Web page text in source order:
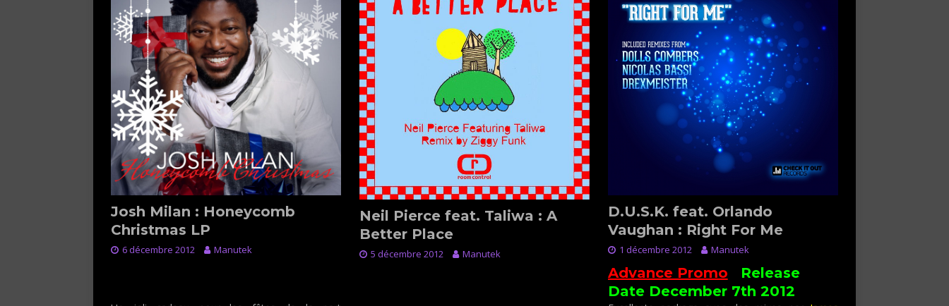
Josh Milan : Honeycomb
Christmas LP
6 décembre 2012 Manutek
Neil Pierce feat. Taliwa : A
Better Place
5 décembre 2012 Manutek
D.U.S.K. feat. Orlando
Vaughan : Right For Me
1 décembre 2012 Manutek
Advance Promo
Release
Date December 7th 2012